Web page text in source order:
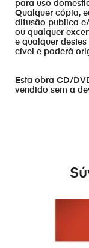
para uso
Qualquer cópia,
difusão publica
ou qualquer
e qualquer
cível e poderá
Esta obra CD/
vendido sem a